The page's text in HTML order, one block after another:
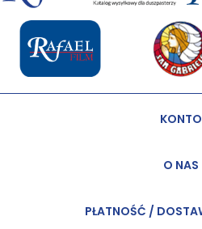
KONTO
O NAS
PŁATNOŚĆ /